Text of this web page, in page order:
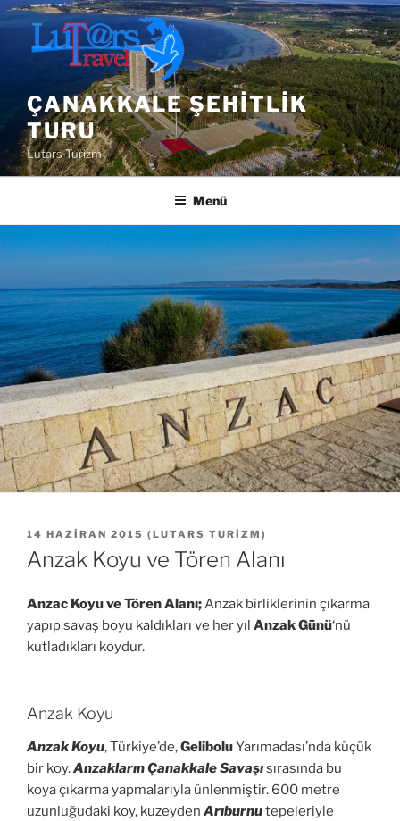
İçeriğe
geç
ÇANAKKALE ŞEHITLIK
TURU
Lutars Turizm
Menü
YAYIM
TARIHI
14 HAZIRAN 2015 ( LUTARS TURIZM )
Anzak Koyu ve Tören Alanı
Anzac Koyu ve Tören Alanı;Anzak birliklerinin çıkarma
yapıp savaş boyu kaldıkları ve her yıl Anzak Günü‘nü
kutladıkları koydur.
Anzak Koyu
Anzak Koyu, Türkiye’de,GeliboluYarımadası’nda küçük
bir koy.Anzakların Çanakkale Savaşısırasında bu
koya çıkarma yapmalarıyla ünlenmiştir. 600 metre
uzunluğudaki koy, kuzeyden Arıburnutepeleriyle